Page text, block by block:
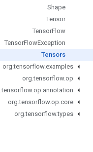
Shape
Tensor
TensorFlow
TensorFlowException
Tensors
org.tensorflow.examples
org.tensorflow.op
.tensorflow.op.annotation
org.tensorflow.op.core
org.tensorflow.types